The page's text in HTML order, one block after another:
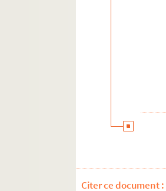
Citer ce document :